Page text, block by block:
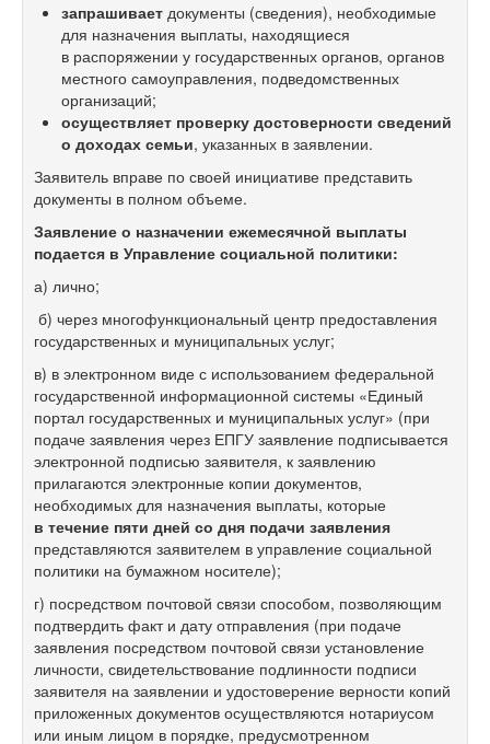
запрашивает документы (сведения), необходимые
для назначения выплаты, находящиеся
в распоряжении у государственных органов, органов
местного самоуправления, подведомственных
организаций;
осуществляет проверку достоверности сведений
о доходах семьи, указанных в заявлении.
Заявитель вправе по своей инициативе представить
документы в полном объеме.
Заявление о назначении ежемесячной выплаты
подается в Управление социальной политики:
а) лично;
б) через многофункциональный центр предоставления
государственных и муниципальных услуг;
в) в электронном виде с использованием федеральной
государственной информационной системы «Единый
портал государственных и муниципальных услуг» (при
подаче заявления через ЕПГУ заявление подписывается
электронной подписью заявителя, к заявлению
прилагаются электронные копии документов,
необходимых для назначения выплаты, которые
в течение пяти дней со дня подачи заявления
представляются заявителем в управление социальной
политики на бумажном носителе);
г) посредством почтовой связи способом, позволяющим
подтвердить факт и дату отправления (при подаче
заявления посредством почтовой связи установление
личности, свидетельствование подлинности подписи
заявителя на заявлении и удостоверение верности копий
приложенных документов осуществляются нотариусом
или иным лицом в порядке, предусмотренном